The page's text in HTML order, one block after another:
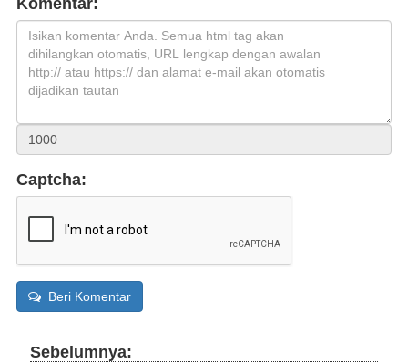
Komentar:
Captcha:
Beri Komentar
Sebelumnya: